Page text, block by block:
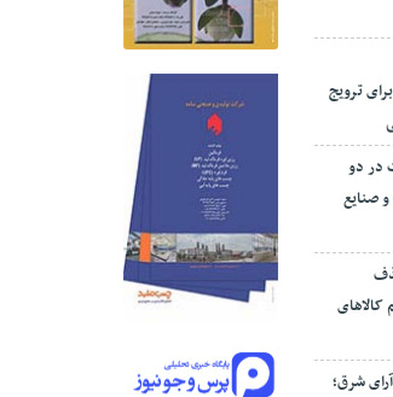
ترویج
شرکت در دو
صنایع
شرق؛